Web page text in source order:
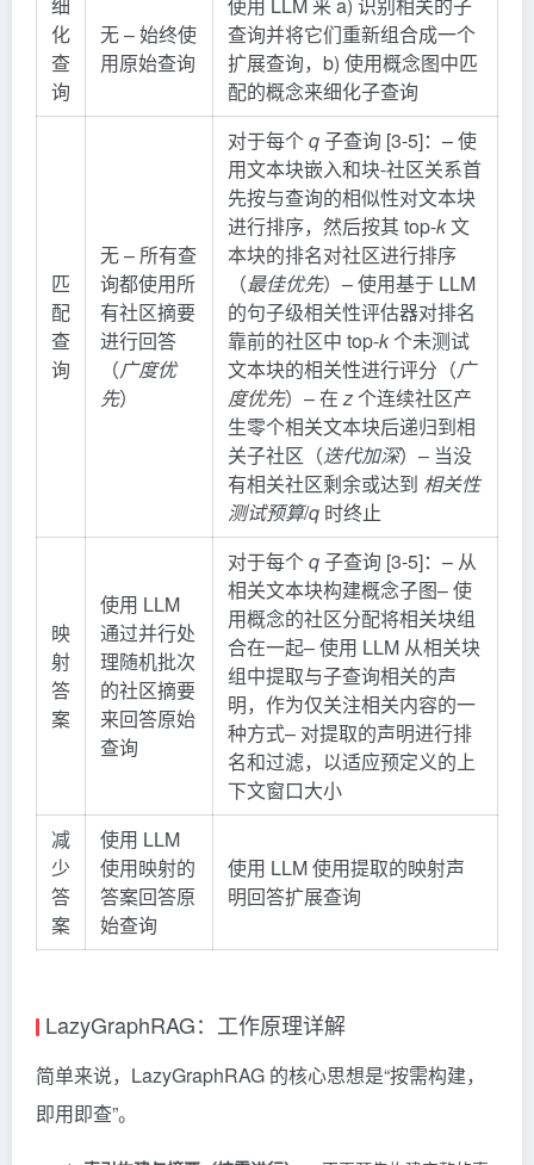
化
查
询
无 – 始终使
用原始查询
查询并将它们重新组合成一个
扩展查询，b) 使用概念图中匹
配的概念来细化子查询
匹
配
查
询
无 – 所有查
询都使用所
有社区摘要
进行回答
（广度优
先）
对于每个q子查询 [3-5]：– 使
用文本块嵌入和块-社区关系首
先按与查询的相似性对文本块
进行排序，然后按其 top-k文
本块的排名对社区进行排序
（最佳优先）– 使用基于 LLM
的句子级相关性评估器对排名
靠前的社区中 top-k个未测试
文本块的相关性进行评分（广
度优先）– 在z个连续社区产
生零个相关文本块后递归到相
关子社区（迭代加深）– 当没
有相关社区剩余或达到 相关性
测试预算/q 时终止
映
射
答
案
使用 LLM
通过并行处
理随机批次
的社区摘要
来回答原始
查询
对于每个q子查询 [3-5]：– 从
相关文本块构建概念子图– 使
用概念的社区分配将相关块组
合在一起– 使用 LLM 从相关块
组中提取与子查询相关的声
明，作为仅关注相关内容的一
种方式– 对提取的声明进行排
名和过滤，以适应预定义的上
下文窗口大小
减
少
答
案
使用 LLM
使用映射的
答案回答原
始查询
使用 LLM 使用提取的映射声
明回答扩展查询
LazyGraphRAG：工作原理详解
简单来说，LazyGraphRAG 的核心思想是“按需构建，
即用即查”。